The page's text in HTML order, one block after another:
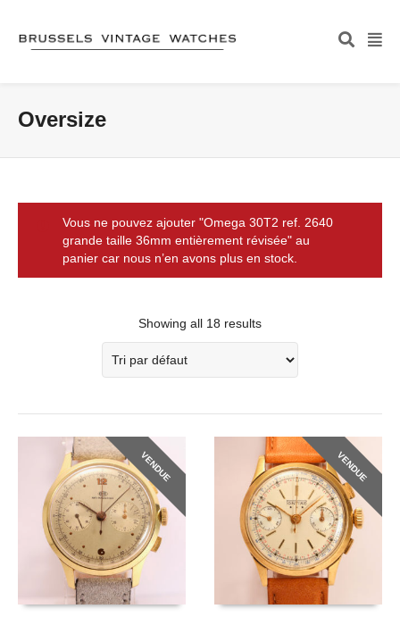
Oversize
Vous ne pouvez ajouter "Omega 30T2 ref. 2640
grande taille 36mm entièrement révisée" au
panier car nous n’en avons plus en stock.
Showing all 18 results
VENDUE VENDUE